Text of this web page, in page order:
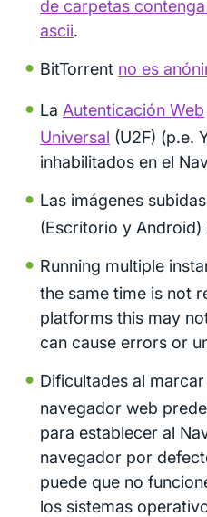
de carpetas
ascii.
BitTorrent no es
La Autenticación Web
Universal (U2F) (p.e.
inhabilitados en el
Las imágenes
(Escritorio y Android)
Running multiple
the same time is not
platforms this may
can cause errors or
Dificultades al
navegador web
para establecer al
navegador por
puede que no
los sistemas